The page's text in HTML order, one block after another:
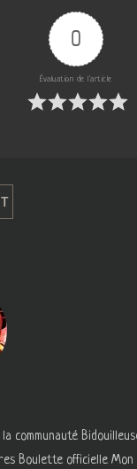
0
Évaluation de l'article
communauté
Boulette officielle Mon